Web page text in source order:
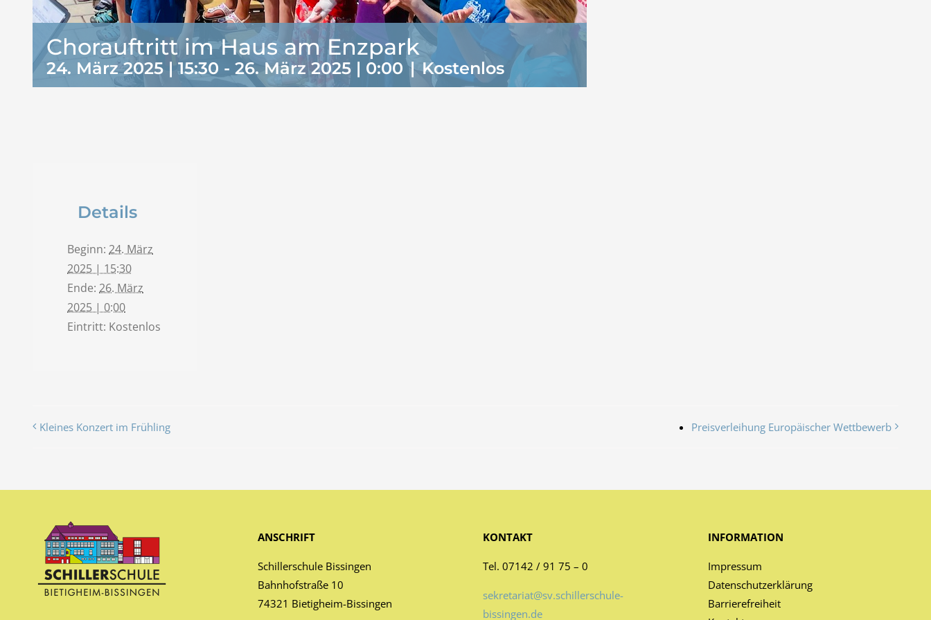
Chorauftritt im Haus am Enzpark
24. März 2025 | 15:30 - 26. März 2025 | 0:00 | Kostenlos
Details
Beginn: 24. März
2025 | 15:30
Ende: 26. März
2025 | 0:00
Eintritt: Kostenlos
Kleines Konzert im Frühling Preisverleihung Europäischer Wettbewerb
ANSCHRIFT
Schillerschule Bissingen
Bahnhofstraße 10
74321 Bietigheim-Bissingen
KONTAKT
Tel. 07142 / 91 75 – 0
sekretariat@sv.schillerschule-
bissingen.de
INFORMATION
Impressum
Datenschutzerklärung
Barrierefreiheit